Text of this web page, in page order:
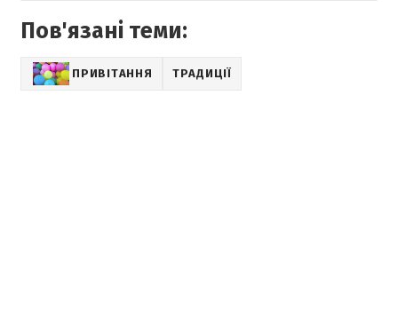
Пов'язані теми:
ПРИВІТАННЯ ТРАДИЦІЇ